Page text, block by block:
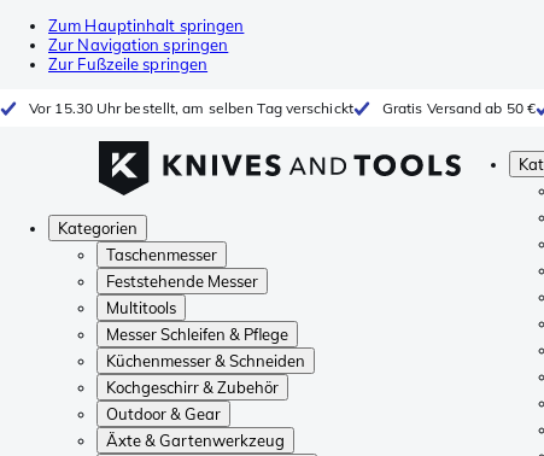
Zum Hauptinhalt springen
Zur Navigation springen
Zur Fußzeile springen
Vor 15.30 Uhr bestellt, am selben Tag verschickt Gratis Versand ab 50 €
Kategorien
Taschenmesser
Feststehende Messer
Multitools
Messer Schleifen & Pflege
Küchenmesser & Schneiden
Kochgeschirr & Zubehör
Outdoor & Gear
Äxte & Gartenwerkzeug